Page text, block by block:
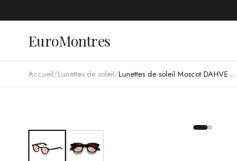
EuroMontres
Accueil/Lunettes de soleil/ Lunettes de soleil Moscot DAHVEN rondes en acétate